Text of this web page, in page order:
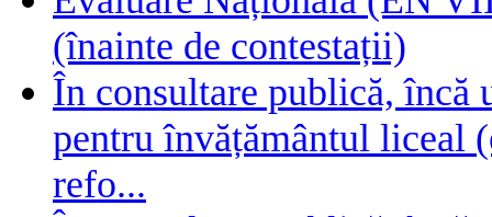
(înainte de contestații)
În consultare publică, încă
pentru învățământul liceal
refo...